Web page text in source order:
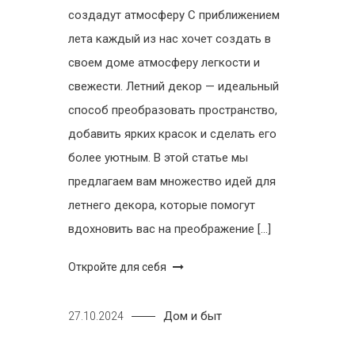
создадут атмосферу С приближением
лета каждый из нас хочет создать в
своем доме атмосферу легкости и
свежести. Летний декор — идеальный
способ преобразовать пространство,
добавить ярких красок и сделать его
более уютным. В этой статье мы
предлагаем вам множество идей для
летнего декора, которые помогут
вдохновить вас на преображение […]
Откройте для себя
27.10.2024 Дом и быт